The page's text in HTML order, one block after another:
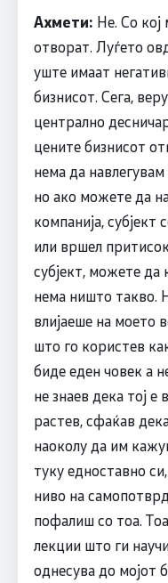
Ахмети: Не. Со
отворат. Луѓето
уште имаат
бизнисот. Сега,
централно
цените бизнисот
нема да
но ако можете да
компанија, субјект
или вршел
субјект, можете да
нема ништо такво.
влијаеше на моето
што го користев
биде еден човек а
не знаев дека тој
растев, сфаќав
наоколу да им
туку едноставно
ниво на
пофалиш со тоа.
лекции што ги
однесува до мојот